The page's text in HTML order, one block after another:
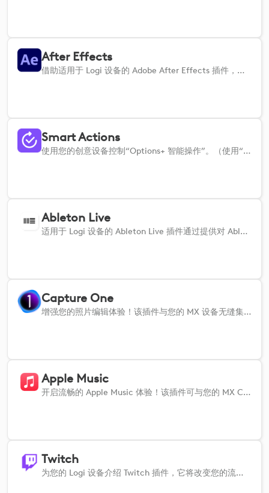
After Effects
借助适用于 Logi 设备的 Adobe After Effects 插件，提升您的动态图形和视觉特效工作流程。
Smart Actions
使用您的创意设备控制“Options+ 智能操作”。（使用“智能操作”功能需要安装 Logi Options+ 应用程序）
Ableton Live
适用于 Logi 设备的 Ableton Live 插件通过提供对 Ableton 功能的直接控制，从而提升音乐制作体验。它支持通过触觉输入对片段、音量、声像等进行操控。该插件简化了创作流程，提高了在 Ableton Live 中的工作效率。
Capture One
增强您的照片编辑体验！该插件与您的 MX 设备无缝集成，提供对 Capture One 重要工具的直接控制。轻松管理曝光、对比度和白平衡调整等关键操作，浏览图像，并在编辑面板之间切换。 此外，您还可以微调画笔设置、缩放、应用图层和蒙版，以及执行精确的调色，所有这些都可以通过触觉精确完成。无论是组织摄影、修饰图像还是批量处理，这款插件都能简化你的工作流程。它能让您更快地亲手控制 Capture One 强大的编辑功能，从而提高效率，增强创意输出。
Apple Music
开启流畅的 Apple Music 体验！该插件可与您的 MX Creative 设备无缝集成，让您指尖轻触即可直观操控各项核心功能。只需轻点几下，即可轻松播放、暂停或跳过曲目，按个人喜好调节音量，并在播放列表间自由切换。 此外，该插件还让您能够自由地快速点赞歌曲、随机播放播放列表、循环播放喜爱的曲目，并轻松搜索特定歌曲。响应灵敏、触感清晰的输入方式让您完全掌控音乐库，既能通过 AirPlay 轻松在设备间切换，又能便捷地管理播放队列。
Twitch
为您的 Logi 设备介绍 Twitch 插件，它将改变您的流媒体和观看体验！该插件可为您的 MX 设备带来所有基本的 Twitch 控制功能。您无需再在多个窗口或选项卡之间来回切换，一切尽在指尖。启动和停止流媒体、切换场景、调整音频电平，并像专业人士一样处理聊天互动。此外，你还可以控制流媒体通知、触发警报、浏览不同频道并与观众互动，所有操作都直观而精确。无论您是直播者还是普通观众，这款插件都能让您的 Twitch 体验流畅而愉快。它就像一个私人助理，能满足您所有的流媒体需求。因此，如果您想让自己的 Twitch 游戏更上一层楼，这款插件是您的必备之选！